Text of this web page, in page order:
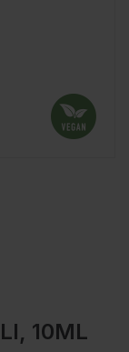
10ML